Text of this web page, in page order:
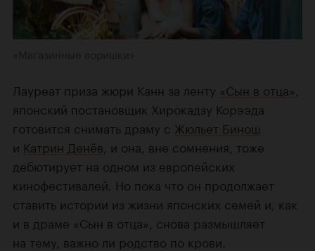
Лауреат приза жюри Канн за ленту «Сын в отца»
японский постановщик Хирокадзу Корээда
готовится снимать драму с Жюльет Бинош
и Катрин Денёв , и она, вне сомнения, тоже
дебютирует на одном из европейских
кинофестивалей. Но пока что он продолжает
ставить истории из жизни японских семей и, как
и в драме «Сын в отца», снова размышляет
на тему, важно ли родство по крови.